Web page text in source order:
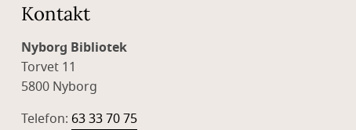
Kontakt
Nyborg Bibliotek
Torvet 11
5800 Nyborg
Telefon: 63 33 70 75